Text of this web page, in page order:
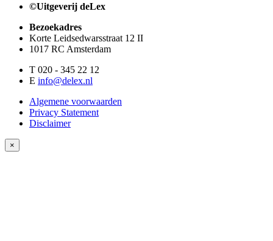
©Uitgeverij deLex
Bezoekadres
Korte Leidsedwarsstraat 12 II
1017 RC Amsterdam
T 020 - 345 22 12
E info@delex.nl
Algemene voorwaarden
Privacy Statement
Disclaimer
×